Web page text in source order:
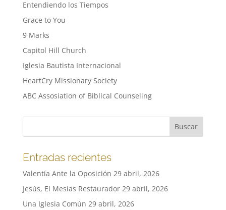
Entendiendo los Tiempos
Grace to You
9 Marks
Capitol Hill Church
Iglesia Bautista Internacional
HeartCry Missionary Society
ABC Assosiation of Biblical Counseling
Entradas recientes
Valentía Ante la Oposición 29 abril, 2026
Jesús, El Mesías Restaurador 29 abril, 2026
Una Iglesia Común 29 abril, 2026